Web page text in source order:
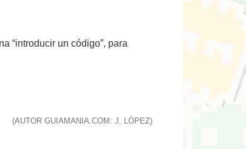
“introducir un código”, para
(AUTOR GUIAMANIA.COM: J. LÓPEZ)